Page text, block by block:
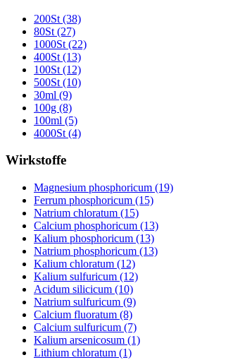
200St (38)
80St (27)
1000St (22)
400St (13)
100St (12)
500St (10)
30ml (9)
100g (8)
100ml (5)
4000St (4)
Wirkstoffe
Magnesium phosphoricum (19)
Ferrum phosphoricum (15)
Natrium chloratum (15)
Calcium phosphoricum (13)
Kalium phosphoricum (13)
Natrium phosphoricum (13)
Kalium chloratum (12)
Kalium sulfuricum (12)
Acidum silicicum (10)
Natrium sulfuricum (9)
Calcium fluoratum (8)
Calcium sulfuricum (7)
Kalium arsenicosum (1)
Lithium chloratum (1)